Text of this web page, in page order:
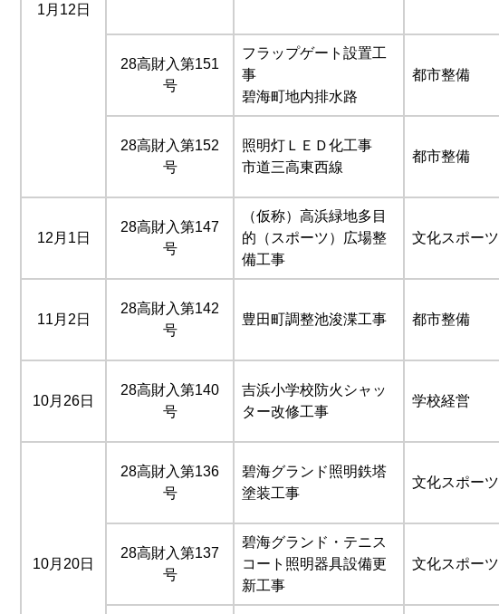
1月12日
28高財入第151
号
フラップゲート設置工
事
碧海町地内排水路
都市整備
28高財入第152
号
照明灯ＬＥＤ化工事
市道三高東西線
都市整備
12月1日
28高財入第147
号
（仮称）高浜緑地多目
的（スポーツ）広場整
備工事
文化スポーツ
11月2日
28高財入第142
号
豊田町調整池浚渫工事 都市整備
10月26日
28高財入第140
号
吉浜小学校防火シャッ
ター改修工事
学校経営
10月20日
28高財入第136
号
碧海グランド照明鉄塔
塗装工事
文化スポーツ
28高財入第137
号
碧海グランド・テニス
コート照明器具設備更
新工事
文化スポーツ